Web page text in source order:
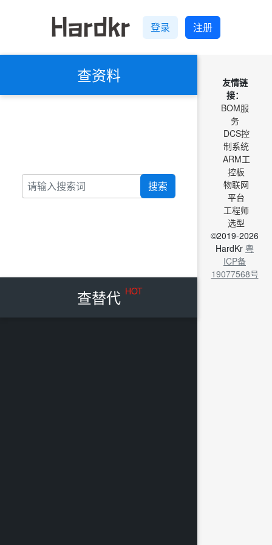
登录 注册
查资料
搜索
查替代 HOT
友情链
接：
BOM服
务
DCS控
制系统
ARM工
控板
物联网
平台
工程师
选型
©2019-2026
HardKr 粤
ICP备
19077568号